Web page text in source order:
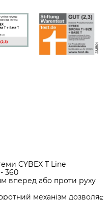
CYBEX T Line
360
вперед або проти руху
механізм дозволяє